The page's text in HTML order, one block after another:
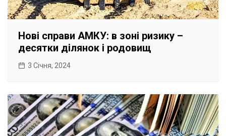
Нові справи АМКУ: в зоні ризику –
десятки ділянок і родовищ
3 Січня, 2024